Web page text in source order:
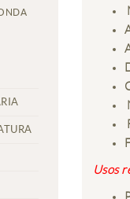
Usos